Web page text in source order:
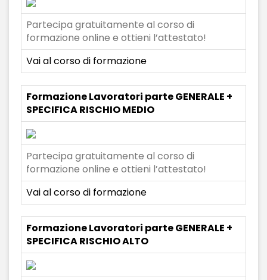
Partecipa gratuitamente al corso di
formazione online e ottieni l’attestato!
Vai al corso di formazione
Formazione Lavoratori parte GENERALE +
SPECIFICA RISCHIO MEDIO
Partecipa gratuitamente al corso di
formazione online e ottieni l’attestato!
Vai al corso di formazione
Formazione Lavoratori parte GENERALE +
SPECIFICA RISCHIO ALTO